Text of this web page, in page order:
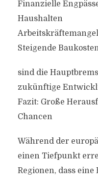
Finanzielle
Haushalten
Arbeitskräftemangel
Steigende
sind die
zukünftige
Fazit: Große
Chancen
Während der
einen Tiefpunkt
Regionen, dass